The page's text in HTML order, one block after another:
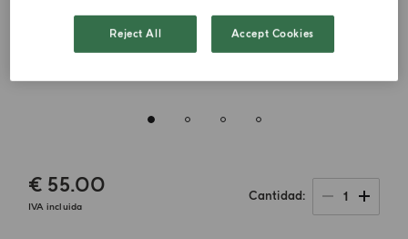
€ 55.00
IVA incluida
Cantidad 1
Reject All Accept Cookies